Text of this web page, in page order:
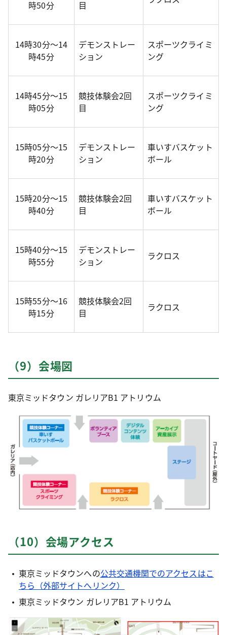
時50分 目
14時30分～14
時45分
デモンストレー
ション
スポーツクライミ
ング
14時45分～15
時05分
競技体験会2回
目
スポーツクライミ
ング
15時05分～15
時20分
デモンストレー
ション
車いすバスケット
ボール
15時20分～15
時40分
競技体験会2回
目
車いすバスケット
ボール
15時40分～15
時55分
デモンストレー
ション
ラクロス
15時55分～16
時15分
競技体験会2回
目
ラクロス
（9）会場図
東京ミッドタウン ガレリアB1 アトリウム
（10）会場アクセス
東京ミッドタウンへの公共交通機関でのアクセスはこ
ちら（外部サイトへリンク）
東京ミッドタウン ガレリアB1 アトリウム